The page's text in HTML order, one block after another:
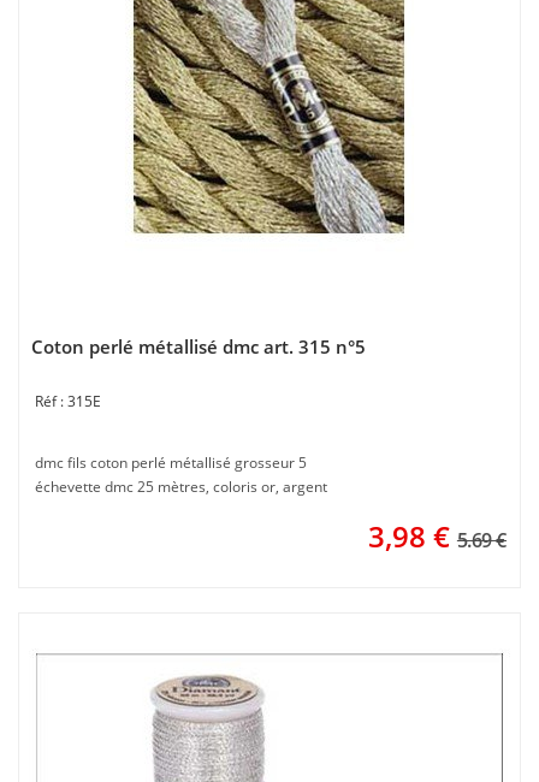
Coton perlé métallisé dmc art. 315 n°5
315E
dmc fils coton perlé métallisé grosseur 5
échevette dmc 25 mètres, coloris or, argent
3,98 € 5.69 €